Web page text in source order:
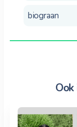
biograan